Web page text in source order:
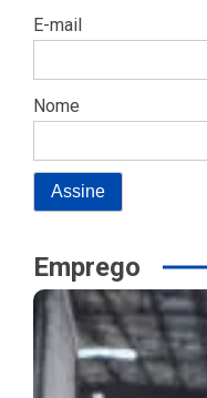
E-mail
Nome
Emprego